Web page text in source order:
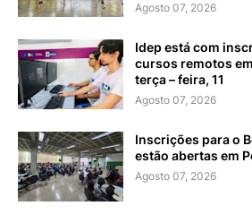
Agosto 07, 2026
Idep está com
cursos remotos
terça – feira, 11
Agosto 07, 2026
Inscrições para o
estão abertas em
Agosto 07, 2026